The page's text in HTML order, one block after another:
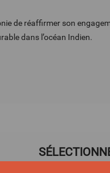
de réaffirmer son
dans l’océan Indien.